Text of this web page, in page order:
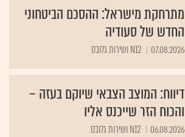
מתרחקת מישראל: ההסכם הביטחוני
החדש של סעודיה
07.08.2026 N12 ושירות גלובס
דיווח: המוצב הצבאי שיוקם בעזה –
והכוח הזר שייכנס אליו
06.08.2026 N12 ושירות גלובס